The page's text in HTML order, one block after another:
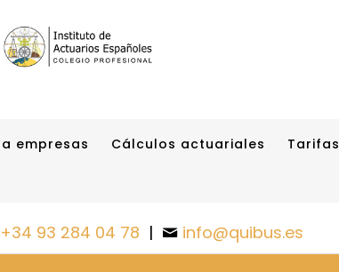
empresas Cálculos actuariales
Tarifas
+34 93 284 04 78 | info@quibus.es